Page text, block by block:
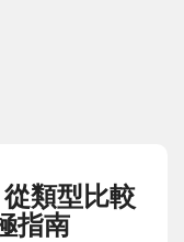
類型比較
指南